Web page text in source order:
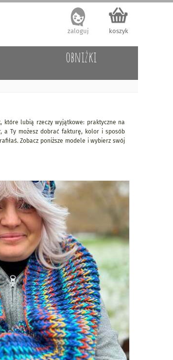
koszyk
zaloguj
obniżki
które lubią rzeczy wyjątkowe: praktyczne na
a Ty możesz dobrać fakturę, kolor i sposób
Zobacz poniższe modele i wybierz swój